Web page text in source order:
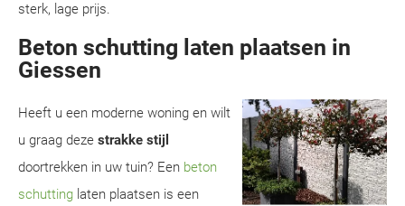
sterk, lage prijs.
Beton schutting laten plaatsen in
Giessen
Heeft u een moderne woning en wilt
u graag deze strakke stijl
doortrekken in uw tuin? Een beton
schutting laten plaatsen is een